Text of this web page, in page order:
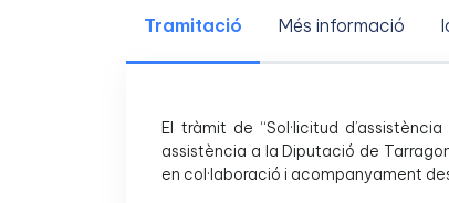
Tramitació Més informació
El tràmit de “Sol·licitud
assistència a la Diputació de
en col·laboració i acompanyament